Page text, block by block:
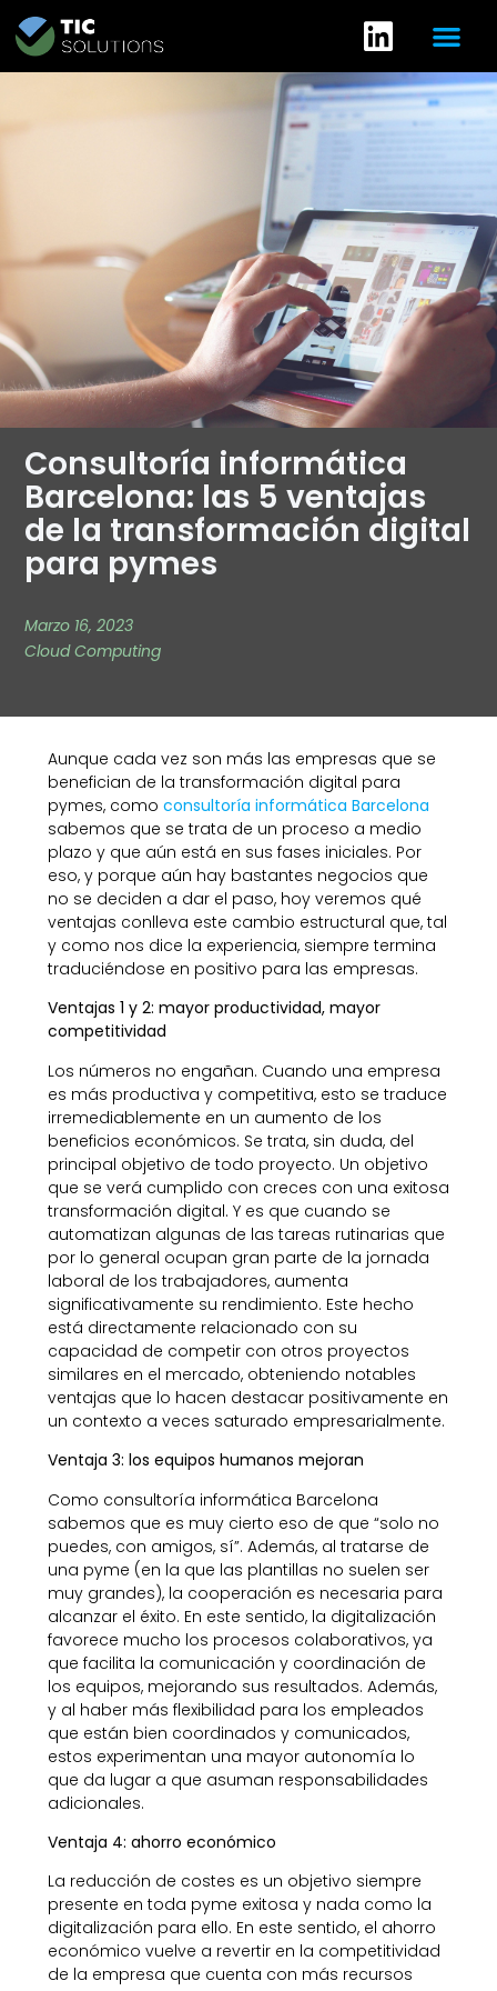
Consultoría informática
Barcelona: las 5 ventajas
de la transformación digital
para pymes
Marzo 16, 2023
Cloud Computing
Aunque cada vez son más las empresas que se
benefician de la transformación digital para
pymes, como consultoría informática Barcelona
sabemos que se trata de un proceso a medio
plazo y que aún está en sus fases iniciales. Por
eso, y porque aún hay bastantes negocios que
no se deciden a dar el paso, hoy veremos qué
ventajas conlleva este cambio estructural que, tal
y como nos dice la experiencia, siempre termina
traduciéndose en positivo para las empresas.
Ventajas 1 y 2: mayor productividad, mayor
competitividad
Los números no engañan. Cuando una empresa
es más productiva y competitiva, esto se traduce
irremediablemente en un aumento de los
beneficios económicos. Se trata, sin duda, del
principal objetivo de todo proyecto. Un objetivo
que se verá cumplido con creces con una exitosa
transformación digital. Y es que cuando se
automatizan algunas de las tareas rutinarias que
por lo general ocupan gran parte de la jornada
laboral de los trabajadores, aumenta
significativamente su rendimiento. Este hecho
está directamente relacionado con su
capacidad de competir con otros proyectos
similares en el mercado, obteniendo notables
ventajas que lo hacen destacar positivamente en
un contexto a veces saturado empresarialmente.
Ventaja 3: los equipos humanos mejoran
Como consultoría informática Barcelona
sabemos que es muy cierto eso de que “solo no
puedes, con amigos, sí”. Además, al tratarse de
una pyme (en la que las plantillas no suelen ser
muy grandes), la cooperación es necesaria para
alcanzar el éxito. En este sentido, la digitalización
favorece mucho los procesos colaborativos, ya
que facilita la comunicación y coordinación de
los equipos, mejorando sus resultados. Además,
y al haber más flexibilidad para los empleados
que están bien coordinados y comunicados,
estos experimentan una mayor autonomía lo
que da lugar a que asuman responsabilidades
adicionales.
Ventaja 4: ahorro económico
La reducción de costes es un objetivo siempre
presente en toda pyme exitosa y nada como la
digitalización para ello. En este sentido, el ahorro
económico vuelve a revertir en la competitividad
de la empresa que cuenta con más recursos